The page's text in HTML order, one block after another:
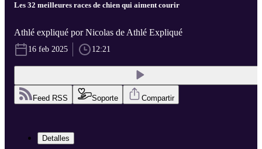
Les 32 meilleures races de chien qui aiment courir
Athlé expliqué por Nicolas de Athlé Expliqué
16 feb 2025 12:21
Feed RSS Soporte Compartir
Detalles